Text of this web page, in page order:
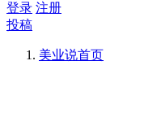
登录 注册
投稿
美业说首页